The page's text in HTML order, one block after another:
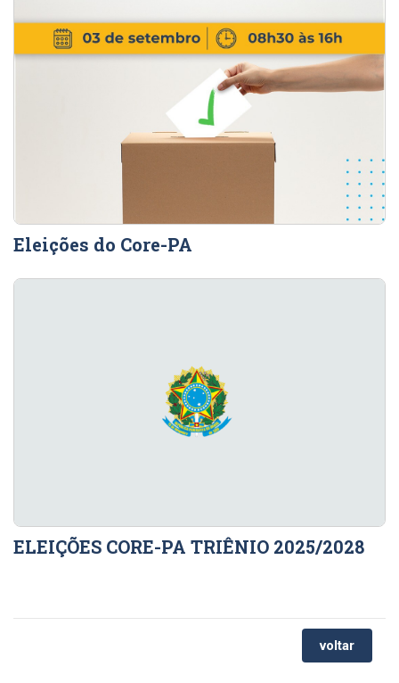
Eleições do Core-PA
ELEIÇÕES CORE-PA TRIÊNIO 2025/2028
voltar